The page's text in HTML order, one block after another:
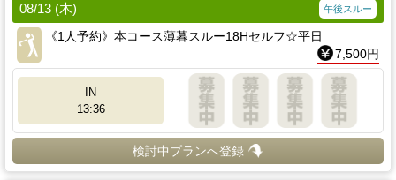
08/13 (木) 午後スルー
《1人予約》本コース薄暮スルー18Hセルフ☆平日
7,500円
IN
13:36
検討中プランへ登録